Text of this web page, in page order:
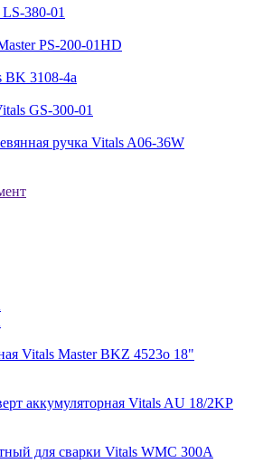
380-01
PS-200-01HD
BK 3108-4a
GS-300-01
ручка Vitals A06-36W
Vitals Master BKZ 4523o 18"
аккумуляторная Vitals AU 18/2KP
для сварки Vitals WMC 300A